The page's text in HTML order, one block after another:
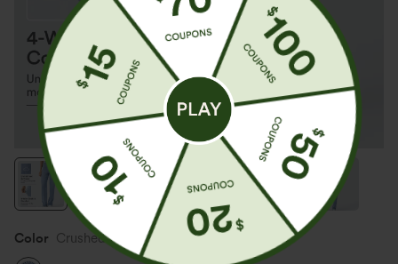
Color Crushed Ice Blue Denim